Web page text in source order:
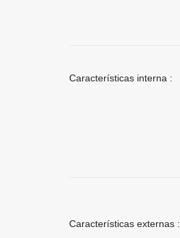
Características interna :
Características externas :